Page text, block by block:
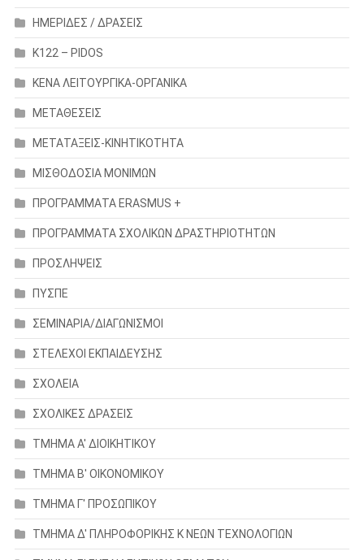
ΗΜΕΡΙΔΕΣ / ΔΡΑΣΕΙΣ
Κ122 – PIDOS
ΚΕΝΑ ΛΕΙΤΟΥΡΓΙΚΑ-ΟΡΓΑΝΙΚΑ
ΜΕΤΑΘΕΣΕΙΣ
ΜΕΤΑΤΑΞΕΙΣ-ΚΙΝΗΤΙΚΟΤΗΤΑ
ΜΙΣΘΟΔΟΣΙΑ ΜΟΝΙΜΩΝ
ΠΡΟΓΡΑΜΜΑΤΑ ERASMUS +
ΠΡΟΓΡΑΜΜΑΤΑ ΣΧΟΛΙΚΩΝ ΔΡΑΣΤΗΡΙΟΤΗΤΩΝ
ΠΡΟΣΛΗΨΕΙΣ
ΠΥΣΠΕ
ΣΕΜΙΝΑΡΙΑ/ΔΙΑΓΩΝΙΣΜΟΙ
ΣΤΕΛΕΧΟΙ ΕΚΠΑΙΔΕΥΣΗΣ
ΣΧΟΛΕΙΑ
ΣΧΟΛΙΚΕΣ ΔΡΑΣΕΙΣ
ΤΜΗΜΑ Α' ΔΙΟΙΚΗΤΙΚΟΥ
ΤΜΗΜΑ Β' ΟΙΚΟΝΟΜΙΚΟΥ
ΤΜΗΜΑ Γ' ΠΡΟΣΩΠΙΚΟΥ
ΤΜΗΜΑ Δ' ΠΛΗΡΟΦΟΡΙΚΗΣ Κ ΝΕΩΝ ΤΕΧΝΟΛΟΓΙΩΝ